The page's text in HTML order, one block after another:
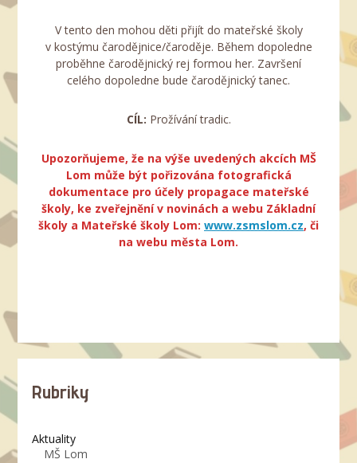
V tento den mohou děti přijít do mateřské školy
v kostýmu čarodějnice/čaroděje. Během dopoledne
proběhne čarodějnický rej formou her. Završení
celého dopoledne bude čarodějnický tanec.
CÍL: Prožívání tradic.
Upozorňujeme, že na výše uvedených akcích MŠ
Lom může být pořizována fotografická
dokumentace pro účely propagace mateřské
školy, ke zveřejnění v novinách a webu Základní
školy a Mateřské školy Lom: www.zsmslom.cz, či
na webu města Lom.
Rubriky
Aktuality
MŠ Lom